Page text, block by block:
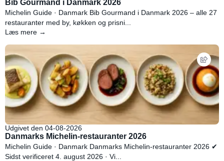
Bib Gourmand i Danmark 2026
Michelin Guide · Danmark Bib Gourmand i Danmark 2026 – alle 27
restauranter med by, køkken og prisni...
Læs mere →
Udgivet den 04-08-2026
Danmarks Michelin-restauranter 2026
Michelin Guide · Danmark Danmarks Michelin-restauranter 2026 ✔
Sidst verificeret 4. august 2026 · Vi...